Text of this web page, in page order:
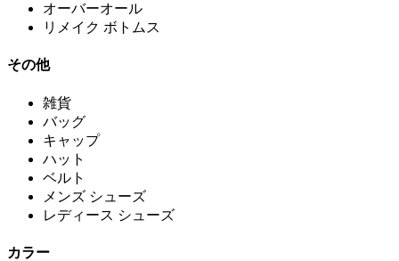
オーバーオール
リメイク ボトムス
その他
雑貨
バッグ
キャップ
ハット
ベルト
メンズ シューズ
レディース シューズ
カラー